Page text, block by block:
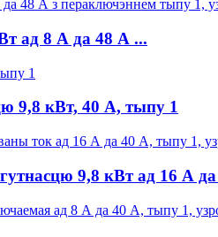
ад 8 А да 48 А ...
9,8 кВт, 40 А, тыпу 1
9,8 кВт ад 16 А